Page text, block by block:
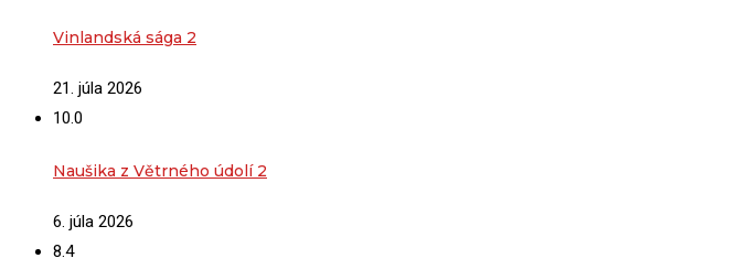
Vinlandská sága 2
21. júla 2026
10.0
Naušika z Větrného údolí 2
6. júla 2026
8.4